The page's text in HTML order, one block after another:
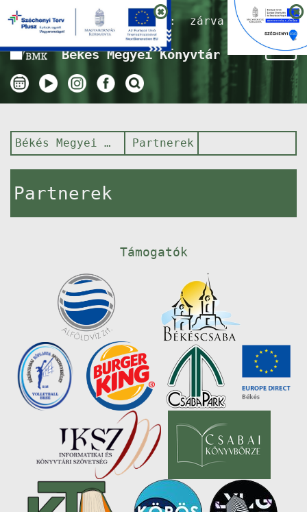
Nyitvatartás ma:zárva
Békés Megyei Könyvtár
Békés Megyei Könyvtár Partnerek
Partnerek
Támogatók